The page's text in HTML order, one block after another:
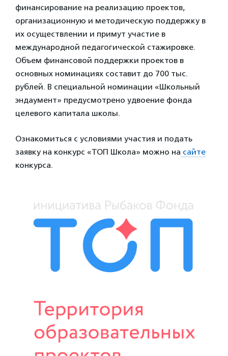
финансирование на реализацию проектов,
организационную и методическую поддержку в
их осуществлении и примут участие в
международной педагогической стажировке.
Объем финансовой поддержки проектов в
основных номинациях составит до 700 тыс.
рублей. В специальной номинации «Школьный
эндаумент» предусмотрено удвоение фонда
целевого капитала школы.
Ознакомиться с условиями участия и подать
заявку на конкурс «ТОП Школа» можно на сайте
конкурса.